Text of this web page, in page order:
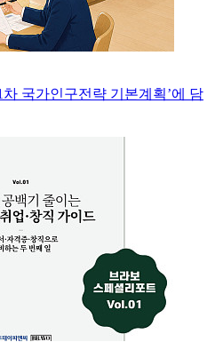
차 국가인구전략 기본계획’에 담